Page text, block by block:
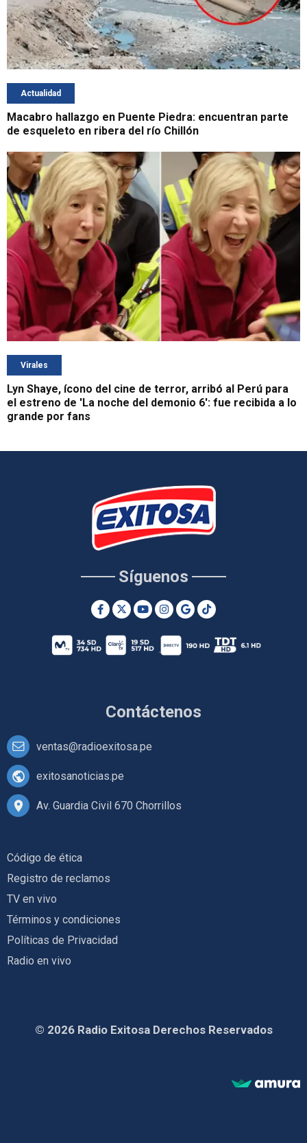
Actualidad
Macabro hallazgo en Puente Piedra: encuentran parte
de esqueleto en ribera del río Chillón
Virales
Lyn Shaye, ícono del cine de terror, arribó al Perú para
el estreno de 'La noche del demonio 6': fue recibida a lo
grande por fans
Contáctenos
ventas@radioexitosa.pe
exitosanoticias.pe
Av. Guardia Civil 670 Chorrillos
Síguenos
Código de ética
Registro de reclamos
TV en vivo
Términos y condiciones
Políticas de Privacidad
Radio en vivo
© 2026 Radio Exitosa Derechos Reservados